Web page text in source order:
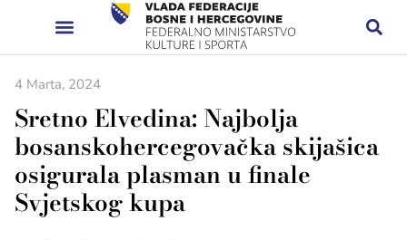
4 Marta, 2024
Sretno Elvedina: Najbolja
bosanskohercegovačka skijašica
osigurala plasman u finale
Svjetskog kupa